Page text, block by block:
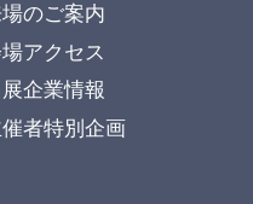
のご案内
アクセス
企業情報
者特別企画